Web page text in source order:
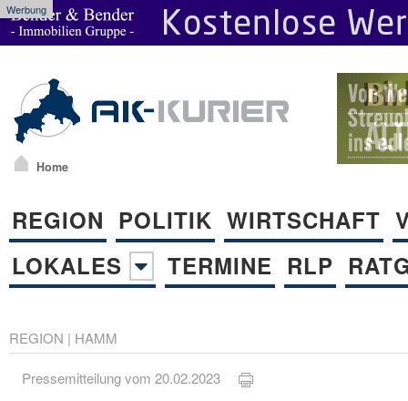
Werbung
Home
REGION POLITIK WIRTSCHAFT
LOKALES
TERMINE RLP
REGION | HAMM
Pressemitteilung vom 20.02.2023